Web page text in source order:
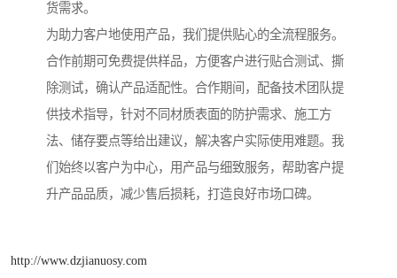
货需求。
为助力客户地使用产品，我们提供贴心的全流程服务。
合作前期可免费提供样品，方便客户进行贴合测试、撕
除测试，确认产品适配性。合作期间，配备技术团队提
供技术指导，针对不同材质表面的防护需求、施工方
法、储存要点等给出建议，解决客户实际使用难题。我
们始终以客户为中心，用产品与细致服务，帮助客户提
升产品品质，减少售后损耗，打造良好市场口碑。
http://www.dzjianuosy.com